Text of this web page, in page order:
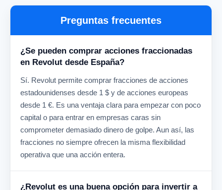
Preguntas frecuentes
¿Se pueden comprar acciones fraccionadas
en Revolut desde España?
Sí. Revolut permite comprar fracciones de acciones
estadounidenses desde 1 $ y de acciones europeas
desde 1 €. Es una ventaja clara para empezar con poco
capital o para entrar en empresas caras sin
comprometer demasiado dinero de golpe. Aun así, las
fracciones no siempre ofrecen la misma flexibilidad
operativa que una acción entera.
¿Revolut es una buena opción para invertir a